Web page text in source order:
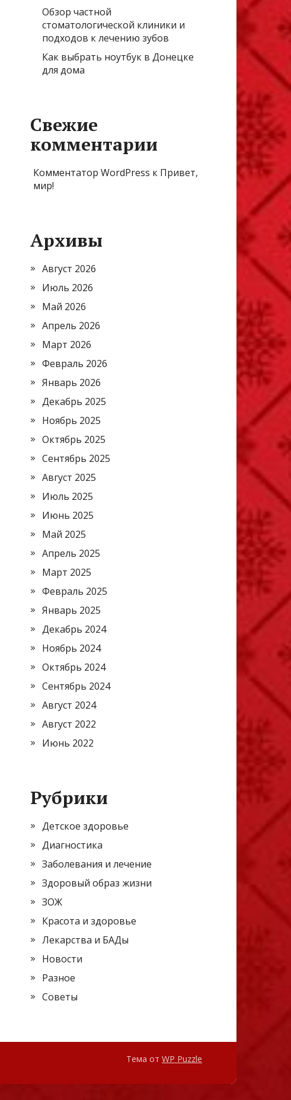
Обзор частной
стоматологической клиники и
подходов к лечению зубов
Как выбрать ноутбук в Донецке
для дома
Свежие
комментарии
Комментатор WordPress к Привет,
мир!
Архивы
Август 2026
Июль 2026
Май 2026
Апрель 2026
Март 2026
Февраль 2026
Январь 2026
Декабрь 2025
Ноябрь 2025
Октябрь 2025
Сентябрь 2025
Август 2025
Июль 2025
Июнь 2025
Май 2025
Апрель 2025
Март 2025
Февраль 2025
Январь 2025
Декабрь 2024
Ноябрь 2024
Октябрь 2024
Сентябрь 2024
Август 2024
Август 2022
Июнь 2022
Рубрики
Детское здоровье
Диагностика
Заболевания и лечение
Здоровый образ жизни
ЗОЖ
Красота и здоровье
Лекарства и БАДы
Новости
Разное
Советы
Тема от WP Puzzle